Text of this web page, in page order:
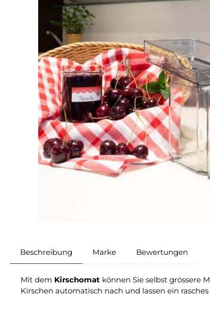
Beschreibung Marke Bewertungen
Mit dem Kirschomat können Sie selbst grössere
Kirschen automatisch nach und lassen ein